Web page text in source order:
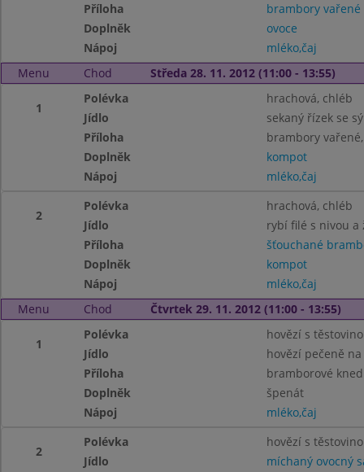
Příloha
brambory vařené
Doplněk
ovoce
Nápoj
mléko,čaj
Menu
Chod Středa 28. 11. 2012 (11:00 - 13:55)
1
Polévka
hrachová, chléb
Jídlo
sekaný řízek se
Příloha
brambory
Doplněk
kompot
Nápoj
mléko,čaj
2
Polévka
hrachová, chléb
Jídlo
rybí filé s nivou a
Příloha
šťouchané
Doplněk
kompot
Nápoj
mléko,čaj
Menu
Chod Čtvrtek 29. 11. 2012 (11:00 - 13:55)
1
Polévka
hovězí s
Jídlo
hovězí pečeně
Příloha
bramborové
Doplněk
špenát
Nápoj
mléko,čaj
2
Polévka
hovězí s
Jídlo
míchaný ovocný